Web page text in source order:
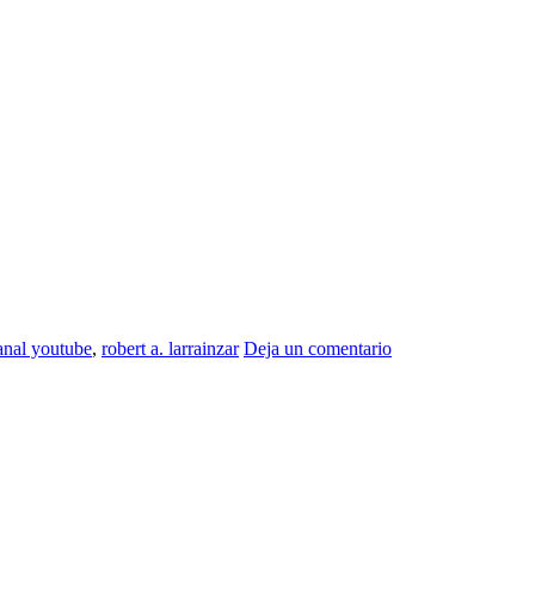
youtube, robert a. larrainzar Deja un comentario